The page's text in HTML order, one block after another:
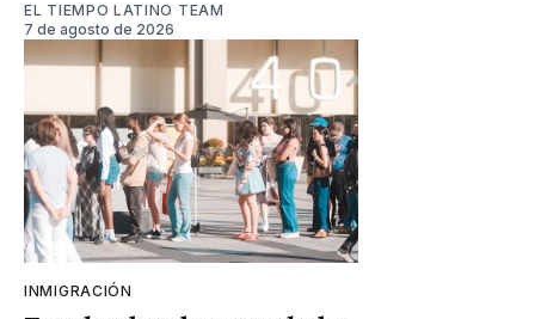
EL TIEMPO LATINO TEAM
7 de agosto de 2026
INMIGRACIÓN